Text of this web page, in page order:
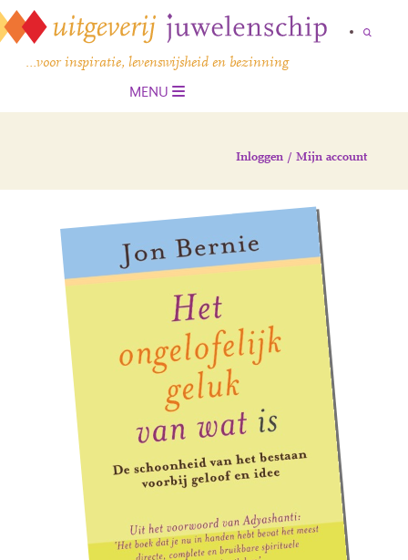
…voor inspiratie, levenswijsheid en bezinning
MENU
Inloggen / Mijn account